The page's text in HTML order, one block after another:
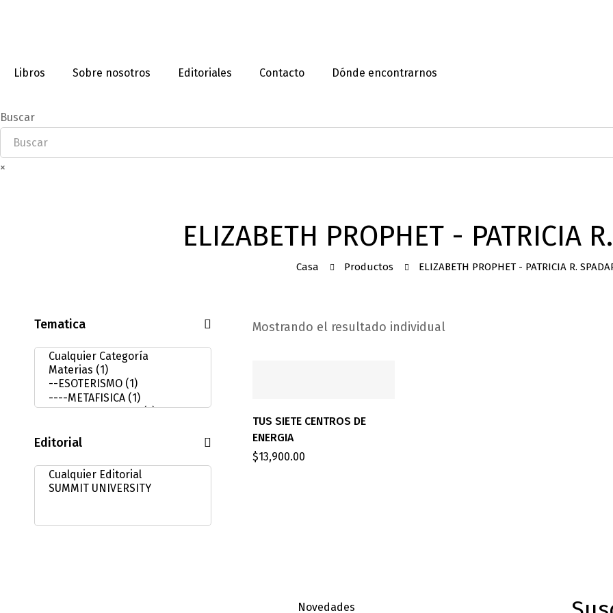
Libros Sobre nosotros Editoriales Contacto Dónde encontrarnos
Buscar
×
ELIZABETH PROPHET - PATRICIA
Casa Productos ELIZABETH PROPHET - PATRICIA R.
Tematica
Editorial
Mostrando el resultado individual
TUS SIETE CENTROS DE
ENERGIA
$13,900.00
Novedades